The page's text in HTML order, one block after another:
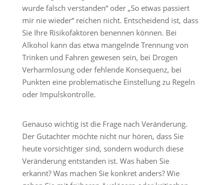
wurde falsch verstanden“ oder „So etwas passiert
mir nie wieder“ reichen nicht. Entscheidend ist, dass
Sie Ihre Risikofaktoren benennen können. Bei
Alkohol kann das etwa mangelnde Trennung von
Trinken und Fahren gewesen sein, bei Drogen
Verharmlosung oder fehlende Konsequenz, bei
Punkten eine problematische Einstellung zu Regeln
oder Impulskontrolle.
Genauso wichtig ist die Frage nach Veränderung.
Der Gutachter möchte nicht nur hören, dass Sie
heute vorsichtiger sind, sondern wodurch diese
Veränderung entstanden ist. Was haben Sie
erkannt? Was machen Sie konkret anders? Wie